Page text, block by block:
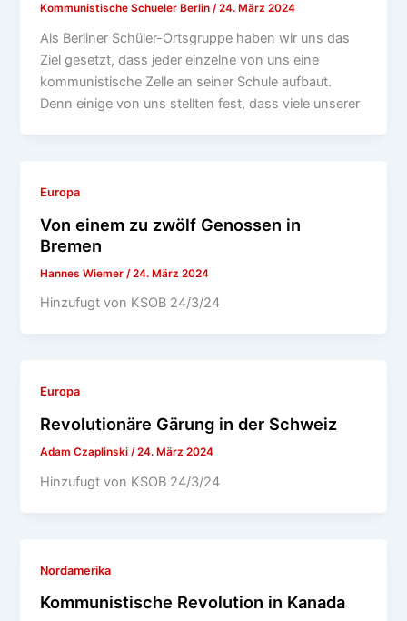
Kommunistische Schueler Berlin/24. März 2024
Als Berliner Schüler-Ortsgruppe haben wir uns das
Ziel gesetzt, dass jeder einzelne von uns eine
kommunistische Zelle an seiner Schule aufbaut.
Denn einige von uns stellten fest, dass viele unserer
Europa
Von einem zu zwölf Genossen in
Bremen
Hannes Wiemer /24. März 2024
Hinzufugt von KSOB 24/3/24
Europa
Revolutionäre Gärung in der Schweiz
Adam Czaplinski/24. März 2024
Hinzufugt von KSOB 24/3/24
Nordamerika
Kommunistische Revolution in Kanada